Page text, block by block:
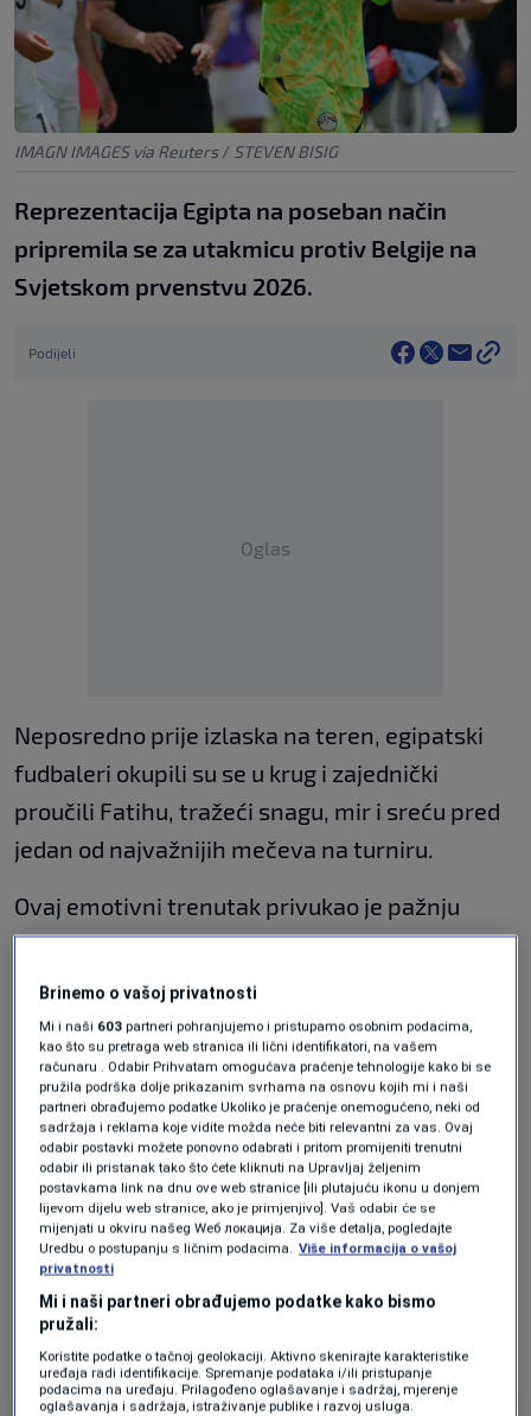
IMAGN IMAGES via Reuters / STEVEN BISIG
Reprezentacija Egipta na poseban način
pripremila se za utakmicu protiv Belgije na
Svjetskom prvenstvu 2026.
Podijeli
Oglas
Neposredno prije izlaska na teren, egipatski
fudbaleri okupili su se u krug i zajednički
proučili Fatihu, tražeći snagu, mir i sreću pred
jedan od najvažnijih mečeva na turniru.
Ovaj emotivni trenutak privukao je pažnju
navijača širom svijeta, a fotografije i
videosnimci brzo su se proširili društvenim
mrežama. Zajednička molitva još jednom je
pokazala veliko jedinstvo i zajedništvo koje
vlada unutar egipatske reprezentacije.
Egipćani su nakon toga istrčali na teren
odlučni da pruže maksimum protiv
favorizovane Belgije, a mnogi navijači ovaj
gest doživjeli su kao simbol vjere, zajedništva i
međusobnog poštovanja koje krasi ovu
generaciju egipatskih fudbalera.
Brinemo o vašoj privatnosti
Mi i naši 603 partneri pohranjujemo i pristupamo osobnim podacima,
kao što su pretraga web stranica ili lični identifikatori, na vašem
računaru . Odabir Prihvatam omogućava praćenje tehnologije kako bi se
pružila podrška dolje prikazanim svrhama na osnovu kojih mi i naši
partneri obrađujemo podatke Ukoliko je praćenje onemogućeno, neki od
sadržaja i reklama koje vidite možda neće biti relevantni za vas. Ovaj
odabir postavki možete ponovno odabrati i pritom promijeniti trenutni
odabir ili pristanak tako što ćete kliknuti na Upravljaj željenim
postavkama link na dnu ove web stranice [ili plutajuću ikonu u donjem
lijevom dijelu web stranice, ako je primjenjivo]. Vaš odabir će se
mijenjati u okviru našeg Wеб локација. Za više detalja, pogledajte
Uredbu o postupanju s ličnim podacima. Više informacija o vašoj
privatnosti
Mi i naši partneri obrađujemo podatke kako bismo
pružali:
Koristite podatke o tačnoj geolokaciji. Aktivno skenirajte karakteristike
uređaja radi identifikacije. Spremanje podataka i/ili pristupanje
podacima na uređaju. Prilagođeno oglašavanje i sadržaj, mjerenje
oglašavanja i sadržaja, istraživanje publike i razvoj usluga.